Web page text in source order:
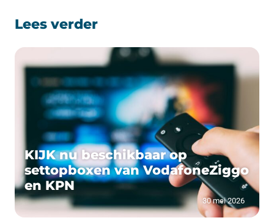
Lees verder
KIJK nu beschikbaar op
settopboxen van VodafoneZiggo
en KPN
30 mei 2026